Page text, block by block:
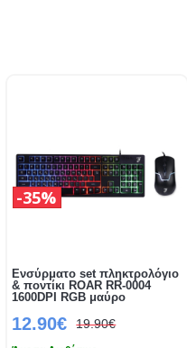
Ενσύρματο set πληκτρολόγιο
& ποντίκι ROAR RR-0004
1600DPI RGB μαύρο
12.90€ 19.90€
35%